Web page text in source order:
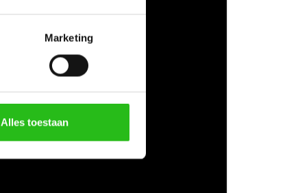
Marketing
Alles toestaan